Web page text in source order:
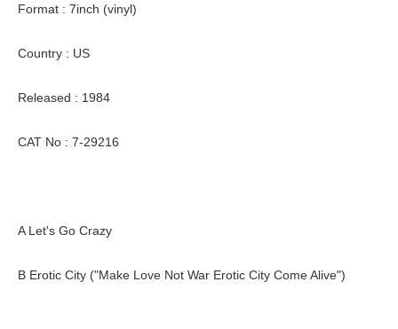
Format : 7inch (vinyl)
Country : US
Released : 1984
CAT No : 7-29216
A Let's Go Crazy
B Erotic City ("Make Love Not War Erotic City Come Alive")